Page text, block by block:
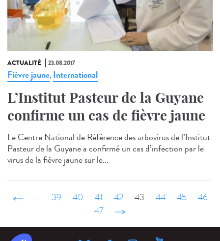
ACTUALITÉ 23.08.2017
Fièvre jaune, International
L’Institut Pasteur de la Guyane
confirme un cas de fièvre jaune
Le Centre National de Référence des arbovirus de l’Institut
Pasteur de la Guyane a confirmé un cas d’infection par le
virus de la fièvre jaune sur le...
‹ précédent
… 39 40 41 42 43 44 45
46
47
suivant ›